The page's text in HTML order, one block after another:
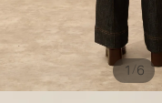
1 /6